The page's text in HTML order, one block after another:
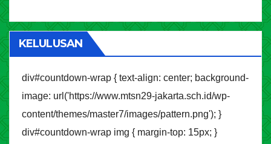
KELULUSAN
div#countdown-wrap { text-align: center; background-
image: url('https://www.mtsn29-jakarta.sch.id/wp-
content/themes/master7/images/pattern.png'); }
div#countdown-wrap img { margin-top: 15px; }